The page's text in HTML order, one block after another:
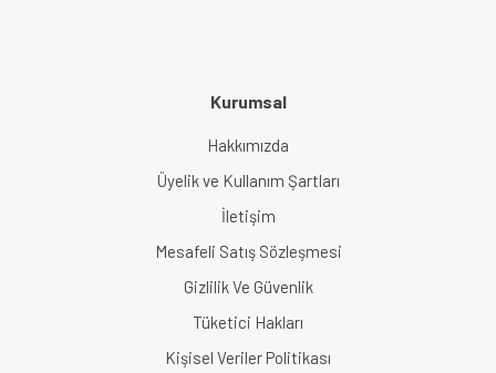
Kurumsal
Hakkımızda
Üyelik ve Kullanım Şartları
İletişim
Mesafeli Satış Sözleşmesi
Gizlilik Ve Güvenlik
Tüketici Hakları
Kişisel Veriler Politikası